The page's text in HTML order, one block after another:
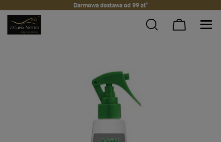
Darmowa dostawa od 99 zł*